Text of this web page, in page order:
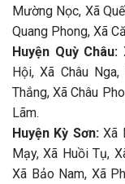
Mường Nọc, Xã
Quang Phong, Xã
Huyện Quỳ Châu:
Hội, Xã Châu
Thắng, Xã Châu
Lãm.
Huyện Kỳ Sơn:Xã
Mạy, Xã Huồi Tụ,
Xã Bảo Nam, Xã